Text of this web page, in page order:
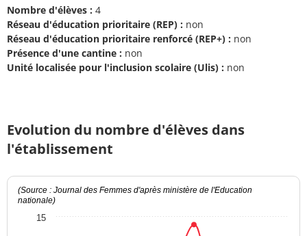
Nombre d'élèves : 4
Réseau d'éducation prioritaire (REP) : non
Réseau d'éducation prioritaire renforcé (REP+) : non
Présence d'une cantine : non
Unité localisée pour l'inclusion scolaire (Ulis) : non
Evolution du nombre d'élèves dans
l'établissement
(Source : Journal des Femmes d'après ministère de l'Education
nationale)
15